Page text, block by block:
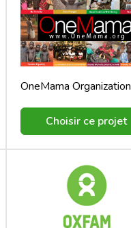
OneMama Organization
Choisir ce projet